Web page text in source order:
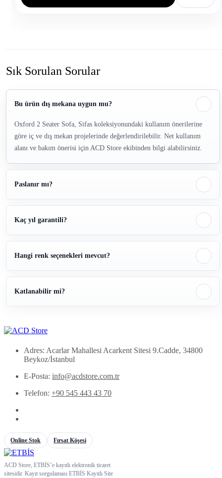
Sık Sorulan Sorular
Bu ürün dış mekana uygun mu?
Oxford 2 Seater Sofa, Sifas koleksiyonundaki kullanım önerilerine
göre iç ve dış mekan projelerinde değerlendirilebilir. Net kullanım
alanı ve bakım önerisi için ACD Store ekibinden bilgi alabilirsiniz.
Paslanır mı?
Kaç yıl garantili?
Hangi renk seçenekleri mevcut?
Katlanabilir mi?
Adres: Acarlar Mahallesi Acarkent Sitesi 9.Cadde, 34800
Beykoz/İstanbul
E-Posta: info@acdstore.com.tr
Telefon: +90 545 443 43 70
Online Stok Fırsat Köşesi
ACD Store, ETBİS’e kayıtlı elektronik ticaret
sitesidir. Kayıt sorgulaması ETBİS Kayıtlı Site